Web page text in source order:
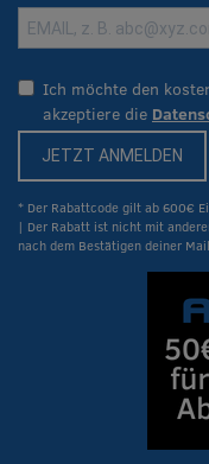
Ich möchte den
akzeptiere die
JETZT ANMELDEN
* Der Rabattcode gilt ab 600€
| Der Rabatt ist nicht mit
nach dem Bestätigen deiner